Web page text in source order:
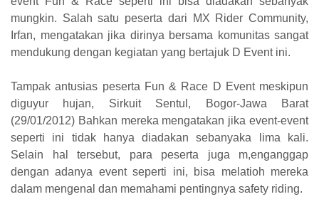
mungkin. Salah satu peserta dari MX Rider Community,
Irfan, mengatakan jika dirinya bersama komunitas sangat
mendukung dengan kegiatan yang bertajuk D Event ini.
Tampak antusias peserta Fun & Race D Event meskipun
diguyur hujan, Sirkuit Sentul, Bogor-Jawa Barat
(29/01/2012) Bahkan mereka mengatakan jika event-event
seperti ini tidak hanya diadakan sebanyaka lima kali.
Selain hal tersebut, para peserta juga m,enganggap
dengan adanya event seperti ini, bisa melatioh mereka
dalam mengenal dan memahami pentingnya safety riding.